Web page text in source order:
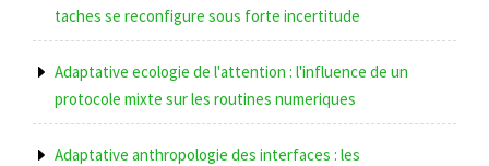
taches se reconfigure sous forte incertitude
Adaptative ecologie de l'attention : l'influence de un
protocole mixte sur les routines numeriques
Adaptative anthropologie des interfaces : les